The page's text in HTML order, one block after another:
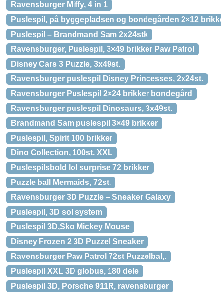
Ravensburger Miffy, 4 in 1
Puslespil, på byggepladsen og bondegården 2×12
Puslespil – Brandmand Sam 2x24stk
Ravensburger, Puslespil, 3×49 brikker Paw Patrol
Disney Cars 3 Puzzle, 3x49st.
Ravensburger puslespil Disney Princesses, 2x24st.
Ravensburger Puslespil 2×24 brikker bondegård
Ravensburger puslespil Dinosaurs, 3x49st.
Brandmand Sam puslespil 3×49 brikker
Puslespil, Spirit 100 brikker
Dino Collection, 100st. XXL
Puslespilsbold lol surprise 72 brikker
Puzzle ball Mermaids, 72st.
Ravensburger 3D Puzzle – Sneaker Galaxy
Puslespil, 3D sol system
Puslespil 3D,Sko Mickey Mouse
Disney Frozen 2 3D Puzzel Sneaker
Ravensburger Paw Patrol 72st Puzzelbal,.
Puslespil XXL 3D globus, 180 dele
Puslespil 3D, Porsche 911R, ravensburger